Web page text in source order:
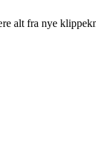
alt fra nye